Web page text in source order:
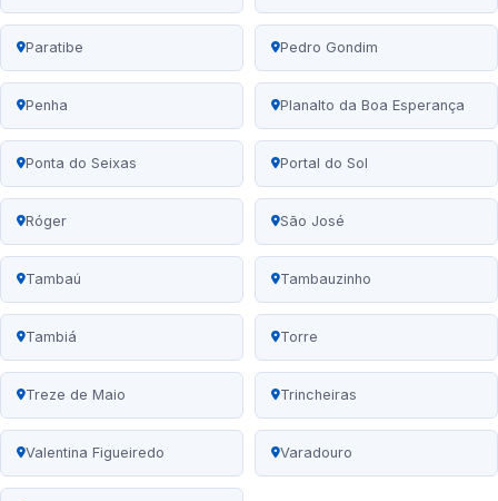
Paratibe Pedro Gondim
Penha Planalto da Boa Esperança
Ponta do Seixas Portal do Sol
Róger São José
Tambaú Tambauzinho
Tambiá Torre
Treze de Maio Trincheiras
Valentina Figueiredo Varadouro